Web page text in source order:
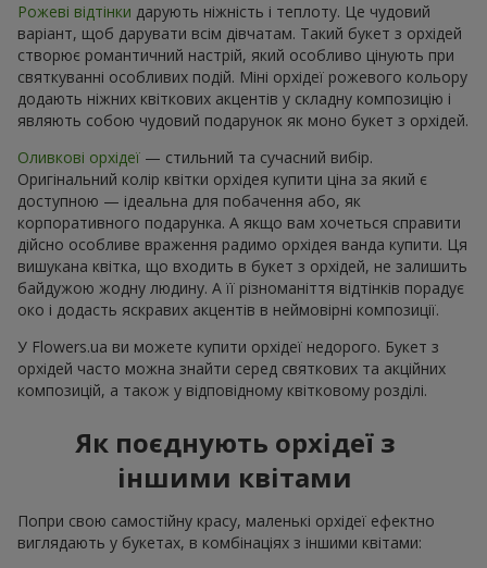
Рожеві відтінки дарують ніжність і теплоту. Це чудовий
варіант, щоб дарувати всім дівчатам. Такий букет з орхідей
створює романтичний настрій, який особливо цінують при
святкуванні особливих подій. Міні орхідеї рожевого кольору
додають ніжних квіткових акцентів у складну композицію і
являють собою чудовий подарунок як моно букет з орхідей.
Оливкові орхідеї — стильний та сучасний вибір.
Оригінальний колір квітки орхідея купити ціна за який є
доступною — ідеальна для побачення або, як
корпоративного подарунка. А якщо вам хочеться справити
дійсно особливе враження радимо орхідея ванда купити. Ця
вишукана квітка, що входить в букет з орхідей, не залишить
байдужою жодну людину. А її різноманіття відтінків порадує
око і додасть яскравих акцентів в неймовірні композиції.
У Flowers.ua ви можете купити орхідеї недорого. Букет з
орхідей часто можна знайти серед святкових та акційних
композицій, а також у відповідному квітковому розділі.
Як поєднують орхідеї з
іншими квітами
Попри свою самостійну красу, маленькі орхідеї ефектно
виглядають у букетах, в комбінаціях з іншими квітами: